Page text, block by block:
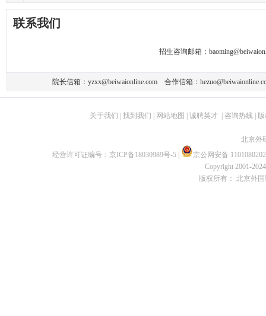
联系我们
招生咨询邮箱：
院长信箱： yzxx@beiwaionline.com 合作信箱：
关于我们 找到我们 网站地图 诚聘英才| 咨询热线|
北京外
经营许可证编号： 京ICP备18030989号-5
京公网安备
Copyright 2001-
版权所有： 北京外